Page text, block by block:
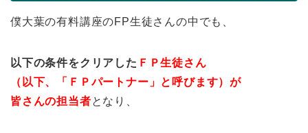
僕大葉の有料講座のFP生徒さんの中でも、
以下の条件をクリアした ＦＰ生徒さん
（以下、「ＦＰパートナー」と呼びます）が
皆さんの担当者となり、